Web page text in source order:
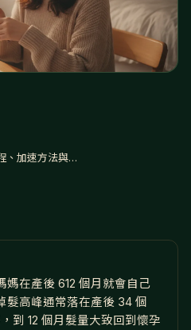
產後掉髮多久恢復？恢復時程、加速方法與就醫時機
媽在產後 612 個月就會自己
髮高峰通常落在產後 34 個
到 12 個月髮量大致回到懷孕